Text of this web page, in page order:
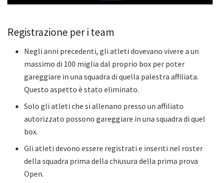
Registrazione per i team
Negli anni precedenti, gli atleti dovevano vivere a un
massimo di 100 miglia dal proprio box per poter
gareggiare in una squadra di quella palestra affiliata.
Questo aspetto è stato eliminato.
Solo gli atleti che si allenano presso un affiliato
autorizzato possono gareggiare in una squadra di quel
box.
Gli atleti devono essere registrati e inseriti nel roster
della squadra prima della chiusura della prima prova
Open.